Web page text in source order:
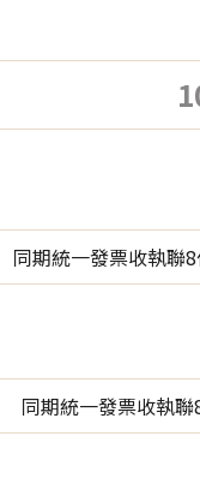
同期統一發票收執聯
同期統一發票收執